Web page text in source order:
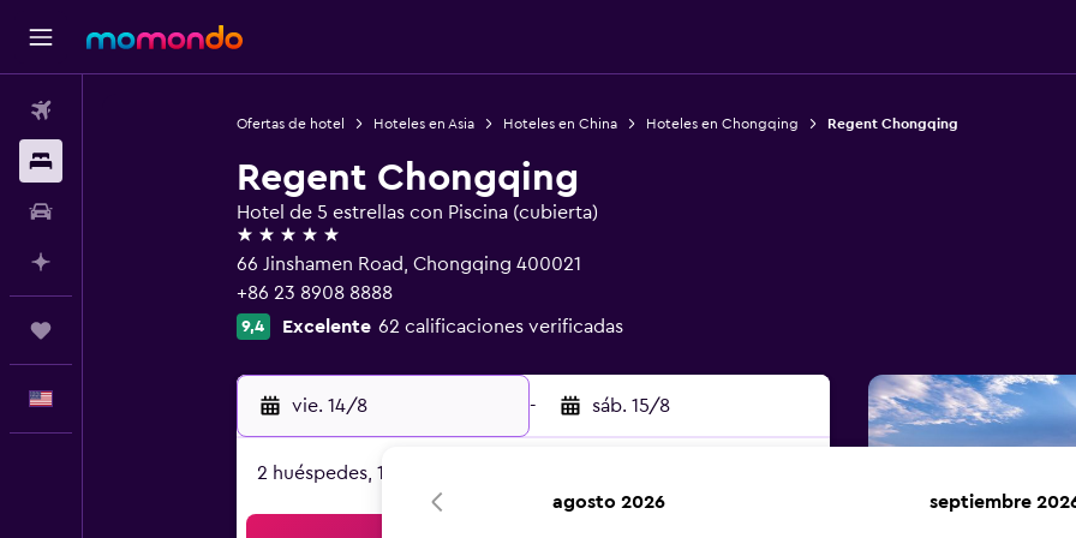
Ofertas de hotel Hoteles en Asia Hoteles en China Hoteles en Chongqing Regent Chongqing
Regent Chongqing
Hotel de 5 estrellas con Piscina (cubierta)
5 estrellas
66 Jinshamen Road, Chongqing 400021
+86 23 8908 8888
9,4 Excelente 62 calificaciones verificadas
vie. 14/8 - sáb. 15/8
2 huéspedes, 1 habitación
agosto 2026 septiembre